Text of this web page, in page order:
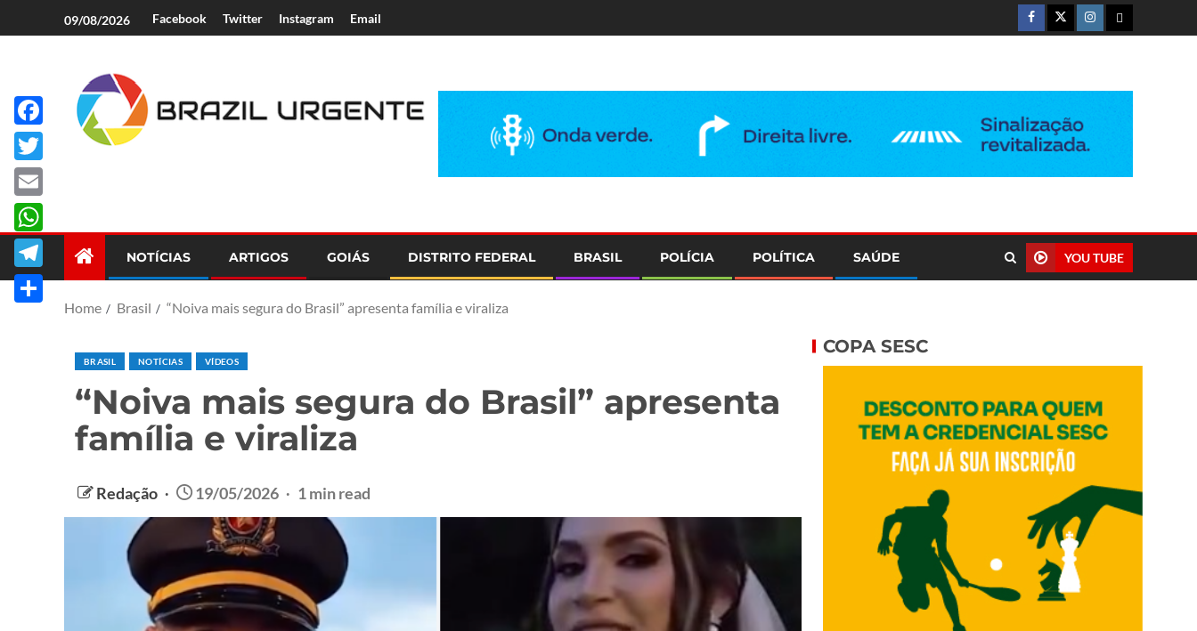
09/08/2026 Facebook Twitter Instagram Email
NOTÍCIAS ARTIGOS GOIÁS DISTRITO FEDERAL BRASIL POLÍCIA POLÍTICA SAÚDE YOU TUBE
Home Brasil “Noiva mais segura do Brasil” apresenta família e viraliza
BRASIL NOTÍCIAS VÍDEOS
“Noiva mais segura do Brasil” apresenta
família e viraliza
Redação 19/05/2026 1 min read
Facebook
Twitter
Email
WhatsApp
Telegram
COPA SESC